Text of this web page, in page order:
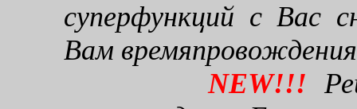
суперфункций с Вас
Вам
NEW!!!